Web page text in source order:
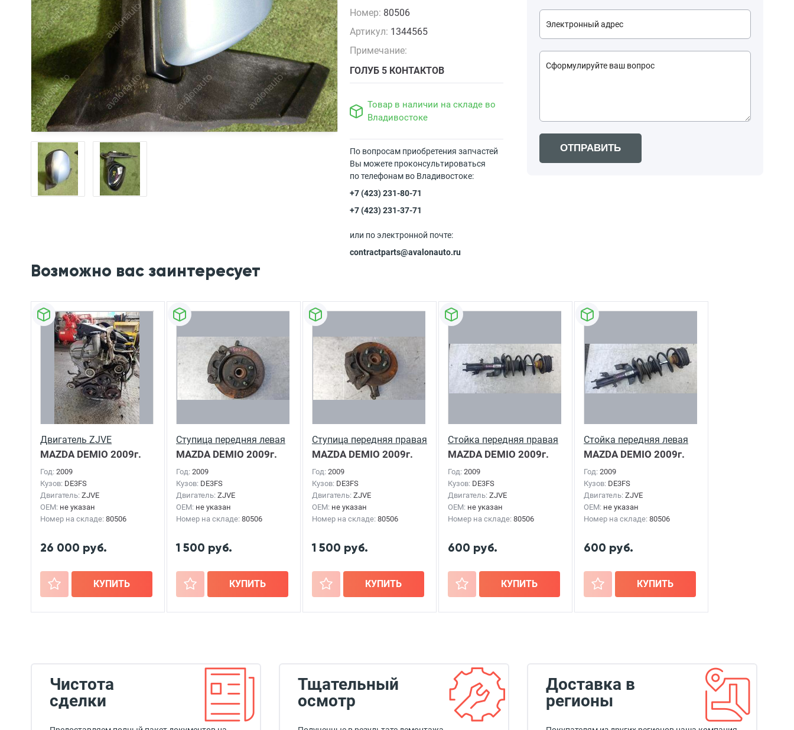
Номер: 80506
Артикул: 1344565
Примечание:
ГОЛУБ 5 КОНТАКТОВ
Товар в наличии на складе во
Владивостоке
По вопросам приобретения запчастей
Вы можете проконсультироваться
по телефонам во Владивостоке:
+7 (423) 231-80-71
+7 (423) 231-37-71
или по электронной почте:
contractparts@avalonauto.ru
ОТПРАВИТЬ
Возможно вас заинтересует
Двигатель ZJVE
MAZDA DEMIO 2009г.
Год: 2009
Кузов: DE3FS
Двигатель: ZJVE
OEM: не указан
Номер на складе: 80506
26 000 руб.
+ КУПИТЬ
Ступица передняя левая
MAZDA DEMIO 2009г.
Год: 2009
Кузов: DE3FS
Двигатель: ZJVE
OEM: не указан
Номер на складе: 80506
1 500 руб.
+ КУПИТЬ
Ступица передняя правая
MAZDA DEMIO 2009г.
Год: 2009
Кузов: DE3FS
Двигатель: ZJVE
OEM: не указан
Номер на складе: 80506
1 500 руб.
+ КУПИТЬ
Стойка передняя правая
MAZDA DEMIO 2009г.
Год: 2009
Кузов: DE3FS
Двигатель: ZJVE
OEM: не указан
Номер на складе: 80506
600 руб.
+ КУПИТЬ
Стойка передняя левая
MAZDA DEMIO 2009г.
Год: 2009
Кузов: DE3FS
Двигатель: ZJVE
OEM: не указан
Номер на складе: 80506
600 руб.
+ КУПИТЬ
Чистота
сделки
Тщательный
осмотр
Доставка в
регионы